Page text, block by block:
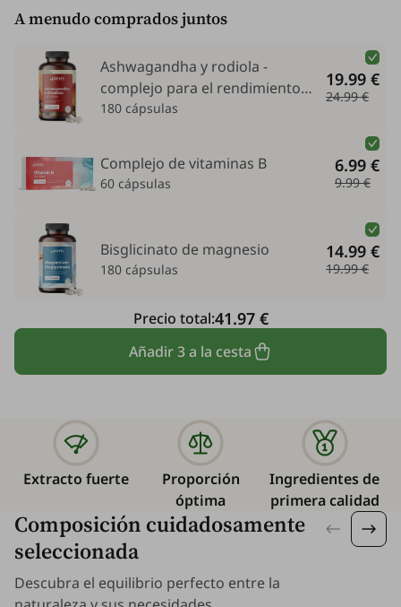
A menudo comprados juntos
Ashwagandha y rodiola -
complejo para el rendimiento
físico y mental
180 cápsulas
19.99 €
24.99 €
Complejo de vitaminas B
60 cápsulas
6.99 €
9.99 €
Bisglicinato de magnesio
180 cápsulas
14.99 €
19.99 €
Añadir 3 a la cesta
Precio total:41.97 €
Extracto fuerte
Proporción
óptima
Ingredientes de
primera calidad
Composición cuidadosamente
seleccionada
Descubra el equilibrio perfecto entre la